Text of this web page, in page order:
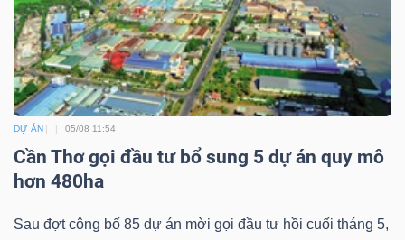
DỰ ÁN 05/08 11:54
Cần Thơ gọi đầu tư bổ sung 5 dự án quy mô
hơn 480ha
Sau đợt công bố 85 dự án mời gọi đầu tư hồi cuối tháng 5,